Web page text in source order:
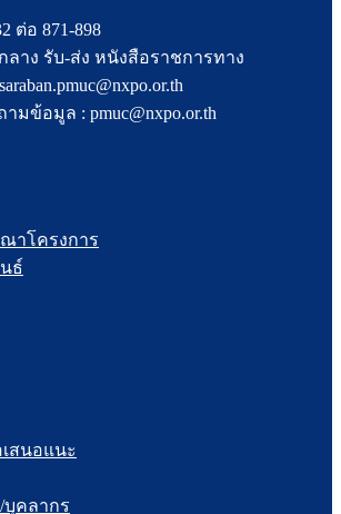
ต่อ 871-898
ลาง รับ-ส่ง หนังสือราชการทาง
มข้อมูล : pmuc@nxpo.or.th
าโครงการ
ธ์
สนอแนะ
คลากร